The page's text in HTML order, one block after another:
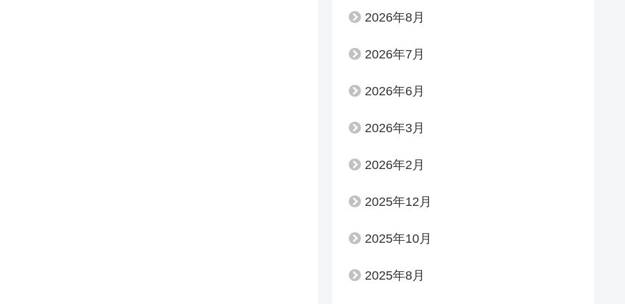
2026年8月
2026年7月
2026年6月
2026年3月
2026年2月
2025年12月
2025年10月
2025年8月